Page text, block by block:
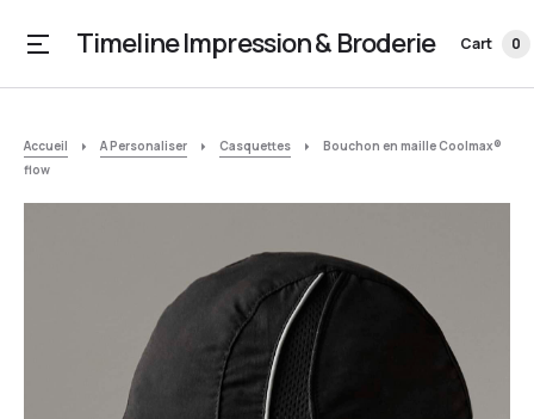
Timeline Impression & Broderie Cart 0
Accueil A Personaliser Casquettes
Bouchon en maille Coolmax®
flow